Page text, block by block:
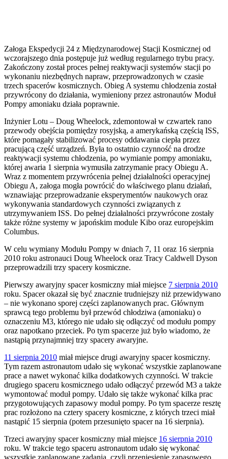
Załoga Ekspedycji 24 z Międzynarodowej Stacji Kosmicznej od
wczorajszego dnia postępuje już według regularnego trybu pracy.
Zakończony został proces pełnej reaktywacji systemów stacji po
wykonaniu niezbędnych napraw, przeprowadzonych w czasie
trzech spacerów kosmicznych. Obieg A systemu chłodzenia został
przywrócony do działania, wymieniony przez astronautów Moduł
Pompy amoniaku działa poprawnie.
Inżynier Lotu – Doug Wheelock, zdemontował w czwartek rano
przewody obejścia pomiędzy rosyjską, a amerykańską częścią ISS,
które pomagały stabilizować procesy oddawania ciepła przez
pracującą część urządzeń. Była to ostatnio czynność na drodze
reaktywacji systemu chłodzenia, po wymianie pompy amoniaku,
której awaria 1 sierpnia wymusiła zatrzymanie pracy Obiegu A.
Wraz z momentem przywrócenia pełnej działalności operacyjnej
Obiegu A, załoga mogła powrócić do właściwego planu działań,
wznawiając przeprowadzanie eksperymentów naukowych oraz
wykonywania standardowych czynności związanych z
utrzymywaniem ISS. Do pełnej działalności przywrócone zostały
także różne systemy w japońskim module Kibo oraz europejskim
Columbus.
W celu wymiany Modułu Pompy w dniach 7, 11 oraz 16 sierpnia
2010 roku astronauci Doug Wheelock oraz Tracy Caldwell Dyson
przeprowadzili trzy spacery kosmiczne.
Pierwszy awaryjny spacer kosmiczny miał miejsce 7 sierpnia 2010
roku. Spacer okazał się być znacznie trudniejszy niż przewidywano
– nie wykonano sporej części zaplanowanych prac. Głównym
sprawcą tego problemu był przewód chłodziwa (amoniaku) o
oznaczeniu M3, którego nie udało się odłączyć od modułu pompy
oraz napotkano przeciek. Po tym spacerze już było wiadomo, że
nastąpią przynajmniej trzy spacery awaryjne.
11 sierpnia 2010 miał miejsce drugi awaryjny spacer kosmiczny.
Tym razem astronautom udało się wykonać wszystkie zaplanowane
prace a nawet wykonać kilka dodatkowych czynności. W trakcie
drugiego spaceru kosmicznego udało odłączyć przewód M3 a także
wymontować moduł pompy. Udało się także wykonać kilka prac
przygotowujących zapasowy moduł pompy. Po tym spacerze resztę
prac rozłożono na cztery spacery kosmiczne, z których trzeci miał
nastąpić 15 sierpnia (potem przesunięto spacer na 16 sierpnia).
Trzeci awaryjny spacer kosmiczny miał miejsce 16 sierpnia 2010
roku. W trakcie tego spaceru astronautom udało się wykonać
wszystkie zaplanowane zadania, czyli przeniesienie zapasowego